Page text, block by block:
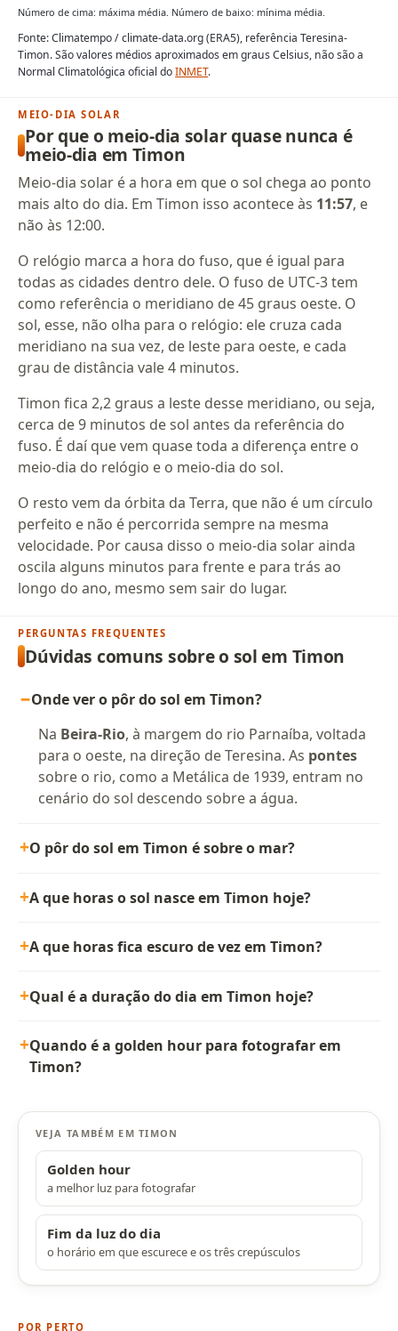
Número de cima: máxima média. Número de baixo: mínima média.
Fonte: Climatempo / climate-data.org (ERA5), referência Teresina-
Timon. São valores médios aproximados em graus Celsius, não são a
Normal Climatológica oficial doINMET.
MEIO-DIA SOLAR
Por que o meio-dia solar quase nunca é
meio-dia em Timon
Meio-dia solar é a hora em que o sol chega ao ponto
mais alto do dia. Em Timon isso acontece às 11:57, e
não às 12:00.
O relógio marca a hora do fuso, que é igual para
todas as cidades dentro dele. O fuso de UTC-3 tem
como referência o meridiano de 45 graus oeste. O
sol, esse, não olha para o relógio: ele cruza cada
meridiano na sua vez, de leste para oeste, e cada
grau de distância vale 4 minutos.
Timon fica 2,2 graus a leste desse meridiano, ou seja,
cerca de 9 minutos de sol antes da referência do
fuso. É daí que vem quase toda a diferença entre o
meio-dia do relógio e o meio-dia do sol.
O resto vem da órbita da Terra, que não é um círculo
perfeito e não é percorrida sempre na mesma
velocidade. Por causa disso o meio-dia solar ainda
oscila alguns minutos para frente e para trás ao
longo do ano, mesmo sem sair do lugar.
PERGUNTAS FREQUENTES
Dúvidas comuns sobre o sol em Timon
Onde ver o pôr do sol em Timon?
Na Beira-Rio, à margem do rio Parnaíba, voltada
para o oeste, na direção de Teresina. As pontes
sobre o rio, como a Metálica de 1939, entram no
cenário do sol descendo sobre a água.
O pôr do sol em Timon é sobre o mar?
A que horas o sol nasce em Timon hoje?
A que horas fica escuro de vez em Timon?
Qual é a duração do dia em Timon hoje?
Quando é a golden hour para fotografar em
Timon?
VEJA TAMBÉM EM TIMON
Golden hour
a melhor luz para fotografar
Fim da luz do dia
o horário em que escurece e os três crepúsculos
POR PERTO